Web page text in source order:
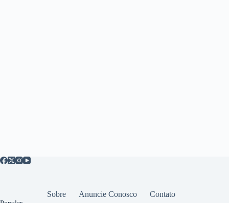
Sobre Anuncie Conosco Contato